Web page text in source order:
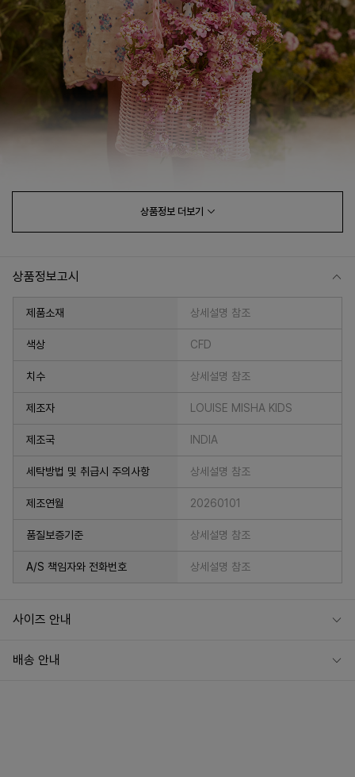
상품정보 더보기
상품정보고시
제품소재 상세설명 참조
색상 CFD
치수 상세설명 참조
제조자 LOUISE MISHA KIDS
제조국 INDIA
세탁방법 및 취급시 주의사항 상세설명 참조
제조연월 20260101
품질보증기준 상세설명 참조
A/S 책임자와 전화번호 상세설명 참조
사이즈 안내
배송 안내